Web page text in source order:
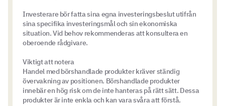
Investerare bör fatta sina egna investeringsbeslut utifrån
sina specifika investeringsmål och sin ekonomiska
situation. Vid behov rekommenderas att konsultera en
oberoende rådgivare.
Viktigt att notera
Handel med börshandlade produkter kräver ständig
övervakning av positionen. Börshandlade produkter
innebär en hög risk om de inte hanteras på rätt sätt. Dessa
produkter är inte enkla och kan vara svåra att förstå.